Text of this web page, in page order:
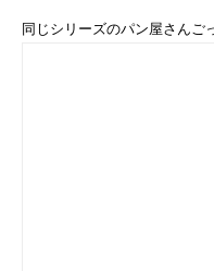
同じシリーズのパン屋さんご